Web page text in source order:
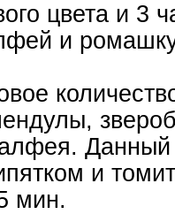
цвета и 3
и
Данный
и
мин.